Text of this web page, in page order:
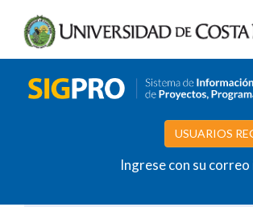
USUARIOS
Ingrese con su